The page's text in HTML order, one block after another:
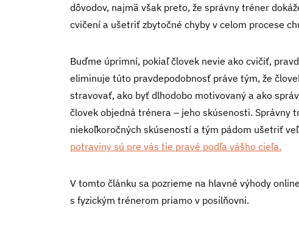
dôvodov, najmä však preto, že správny tréner
cvičení a ušetriť zbytočné chyby v celom procese
Buďme úprimní, pokiaľ človek nevie ako cvičiť,
eliminuje túto pravdepodobnosť práve tým, že
stravovať, ako byť dlhodobo motivovaný a ako
človek objedná trénera – jeho skúsenosti. Správny
niekoľkoročných skúseností a tým pádom ušetriť
potraviny sú pre vás tie pravé podľa vášho cieľa.
V tomto článku sa pozrieme na hlavné výhody
s fyzickým trénerom priamo v posilňovni.